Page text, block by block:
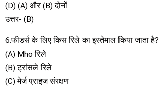
(D) (A) और (B) दोनों
उत्तर- (B)
6.फीडर्स के लिए किस रिले का इस्तेमाल किया जाता है?
(A) Mho रिले
(B) ट्रांसले रिले
(C) मेर्ज प्राइज संरक्षण